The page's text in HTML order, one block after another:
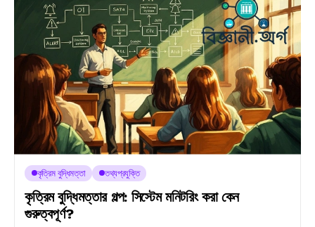
কৃত্রিম বুদ্ধিমত্তা তথ্যপ্রযুক্তি
কৃত্রিম বুদ্ধিমত্তার গল্প: সিস্টেম মনিটরিং করা কেন
গুরুত্বপূর্ণ?